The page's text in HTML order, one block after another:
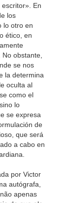
En
los
lo otro en
ético, en
obstante,
se nos
la determina
oculta al
como el
lo
se expresa
de
que será
a cabo en
por Victor
autógrafa,
apenas